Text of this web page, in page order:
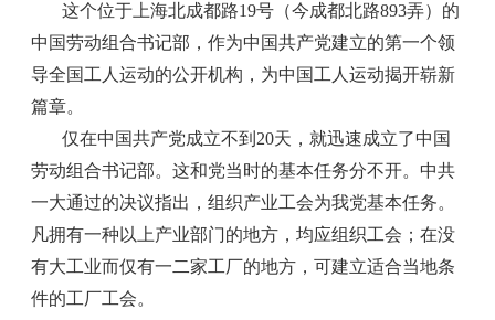
这个位于上海北成都路19号（今成都北路893弄）的
中国劳动组合书记部，作为中国共产党建立的第一个领
导全国工人运动的公开机构，为中国工人运动揭开崭新
篇章。
仅在中国共产党成立不到20天，就迅速成立了中国
劳动组合书记部。这和党当时的基本任务分不开。中共
一大通过的决议指出，组织产业工会为我党基本任务。
凡拥有一种以上产业部门的地方，均应组织工会；在没
有大工业而仅有一二家工厂的地方，可建立适合当地条
件的工厂工会。